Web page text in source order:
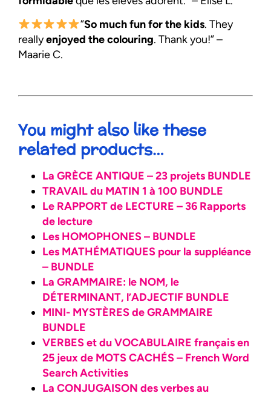
”So much fun for the kids. They
reallyenjoyed the colouring. Thank you!” –
Maarie C.
You might also like these
related products…
La GRÈCE ANTIQUE – 23 projets BUNDLE
TRAVAIL du MATIN 1 à 100 BUNDLE
Le RAPPORT de LECTURE – 36 Rapports
de lecture
Les HOMOPHONES – BUNDLE
Les MATHÉMATIQUES pour la suppléance
– BUNDLE
La GRAMMAIRE: le NOM, le
DÉTERMINANT, l’ADJECTIF BUNDLE
MINI- MYSTÈRES de GRAMMAIRE
BUNDLE
VERBES et du VOCABULAIRE français en
25 jeux de MOTS CACHÉS – French Word
Search Activities
La CONJUGAISON des verbes au